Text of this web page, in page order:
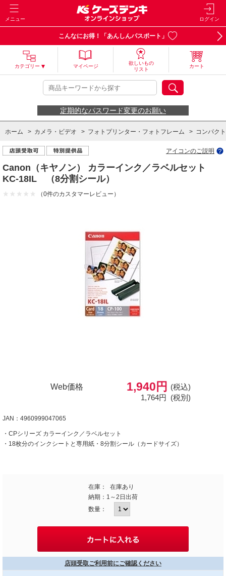
メニュー ログイン
こんなにお得！「あんしんパスポート」
カテゴリー マイページ
欲しいもの
リスト
カート
定期的なパスワード変更のお願い
ホーム > カメラ・ビデオ > フォトプリンター・フォトフレーム > コンパク
ホーム > パソコン・周辺機器 パソコンサプライ・消耗品 > プリンターイ
アイコンのご説明
Canon（キヤノン） カラーインク／ラベルセット
KC-18IL （8分割シール）
（0件のカスタマーレビュー）
Web価格 1,940円
(税込)
1,764円 (税別)
JAN：4960999047065
・CPシリーズ カラーインク／ラベルセット
・18枚分のインクシートと専用紙・8分割シール（カードサイズ）
在庫：
在庫あり
納期： 1～2日出荷
数量：
店頭受取ご利用前にご確認ください